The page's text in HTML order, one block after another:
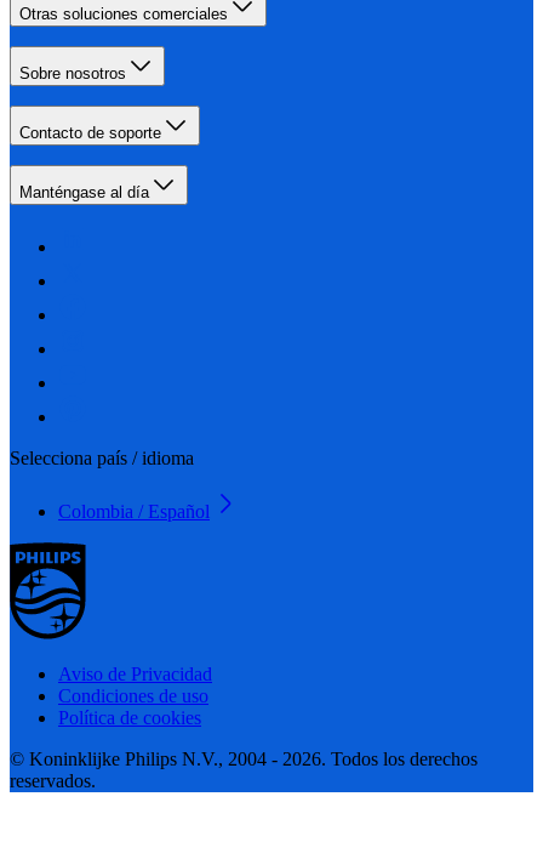
Otras soluciones comerciales
Sobre nosotros
Contacto de soporte
Manténgase al día
Selecciona país / idioma
Colombia / Español
Aviso de Privacidad
Condiciones de uso
Política de cookies
© Koninklijke Philips N.V., 2004 - 2026. Todos los derechos
reservados.